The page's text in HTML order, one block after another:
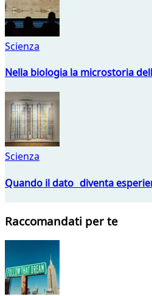
Scienza
Nella biologia la microstoria
Scienza
Quando il dato diventa
Raccomandati per te